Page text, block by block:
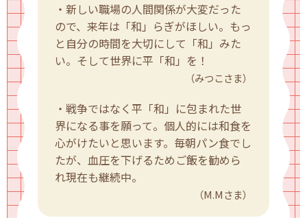
・新しい職場の人間関係が大変だった
ので、来年は「和」らぎがほしい。もっ
と自分の時間を大切にして「和」みた
い。そして世界に平「和」を！
（みつこさま）
・戦争ではなく平「和」に包まれた世
界になる事を願って。個人的には和食を
心がけたいと思います。毎朝パン食でし
たが、血圧を下げるためご飯を勧めら
れ現在も継続中。
（M.Mさま）